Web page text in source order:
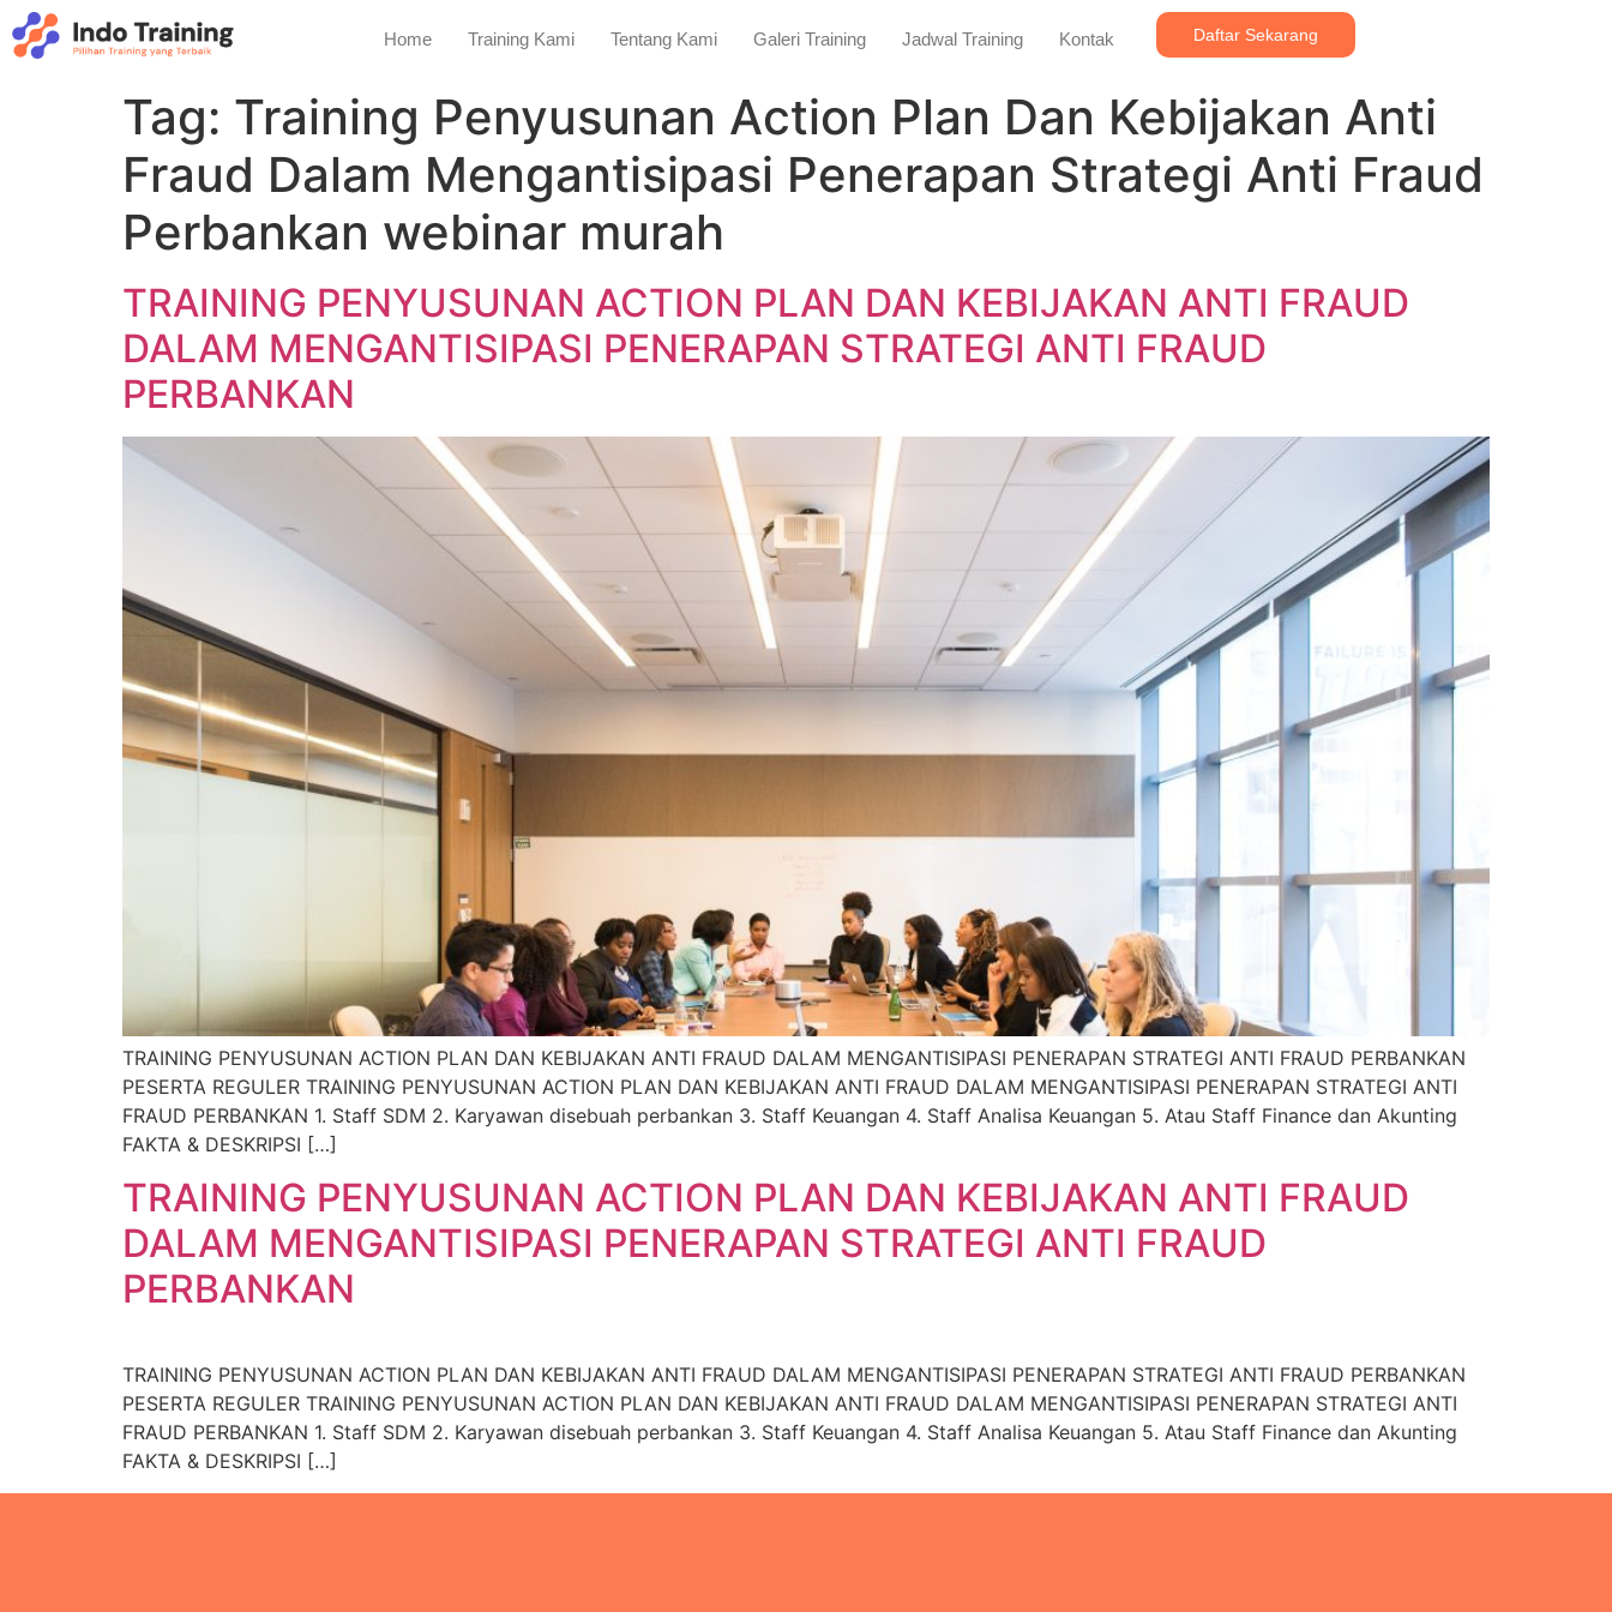
Home Training Kami Tentang Kami Galeri Training Jadwal Training Kontak Daftar Sekarang
Tag: Training Penyusunan Action Plan Dan Kebijakan Anti
Fraud Dalam Mengantisipasi Penerapan Strategi Anti Fraud
Perbankan webinar murah
TRAINING PENYUSUNAN ACTION PLAN DAN KEBIJAKAN ANTI FRAUD
DALAM MENGANTISIPASI PENERAPAN STRATEGI ANTI FRAUD
PERBANKAN
TRAINING PENYUSUNAN ACTION PLAN DAN KEBIJAKAN ANTI FRAUD DALAM MENGANTISIPASI PENERAPAN STRATEGI ANTI FRAUD PERBANKAN
PESERTA REGULER TRAINING PENYUSUNAN ACTION PLAN DAN KEBIJAKAN ANTI FRAUD DALAM MENGANTISIPASI PENERAPAN STRATEGI ANTI
FRAUD PERBANKAN 1. Staff SDM 2. Karyawan disebuah perbankan 3. Staff Keuangan 4. Staff Analisa Keuangan 5. Atau Staff Finance dan Akunting
FAKTA & DESKRIPSI […]
TRAINING PENYUSUNAN ACTION PLAN DAN KEBIJAKAN ANTI FRAUD
DALAM MENGANTISIPASI PENERAPAN STRATEGI ANTI FRAUD
PERBANKAN
TRAINING PENYUSUNAN ACTION PLAN DAN KEBIJAKAN ANTI FRAUD DALAM MENGANTISIPASI PENERAPAN STRATEGI ANTI FRAUD PERBANKAN
PESERTA REGULER TRAINING PENYUSUNAN ACTION PLAN DAN KEBIJAKAN ANTI FRAUD DALAM MENGANTISIPASI PENERAPAN STRATEGI ANTI
FRAUD PERBANKAN 1. Staff SDM 2. Karyawan disebuah perbankan 3. Staff Keuangan 4. Staff Analisa Keuangan 5. Atau Staff Finance dan Akunting
FAKTA & DESKRIPSI […]